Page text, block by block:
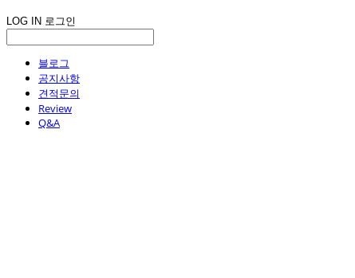
LOG IN 로그인
블로그
공지사항
견적문의
Review
Q&A